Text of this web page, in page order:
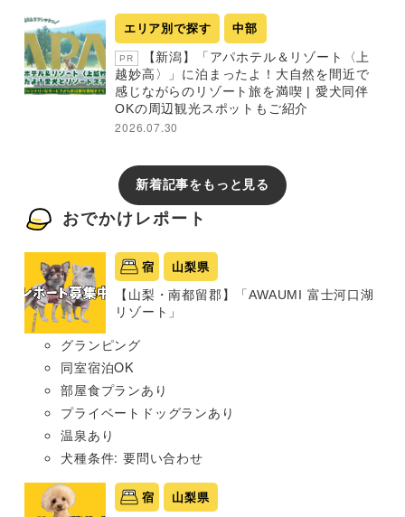
エリア別で探す 中部
PR
【新潟】「アパホテル＆リゾート〈上
越妙高〉」に泊まったよ！大自然を間近で
感じながらのリゾート旅を満喫 | 愛犬同伴
OKの周辺観光スポットもご紹介
2026.07.30
新着記事をもっと見る
おでかけレポート
宿 山梨県
【山梨・南都留郡】「AWAUMI 富士河口湖
リゾート」
グランピング
同室宿泊OK
部屋食プランあり
プライベートドッグランあり
温泉あり
犬種条件: 要問い合わせ
宿 山梨県